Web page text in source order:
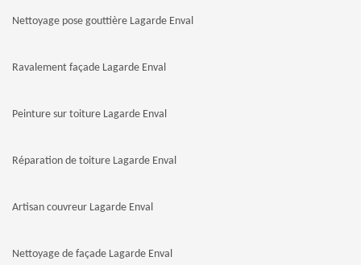
Nettoyage pose gouttière Lagarde Enval
Ravalement façade Lagarde Enval
Peinture sur toiture Lagarde Enval
Réparation de toiture Lagarde Enval
Artisan couvreur Lagarde Enval
Nettoyage de façade Lagarde Enval